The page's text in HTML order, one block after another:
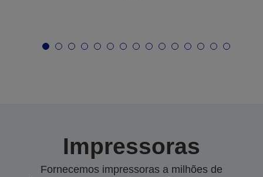
Impressoras
Fornecemos impressoras a milhões de